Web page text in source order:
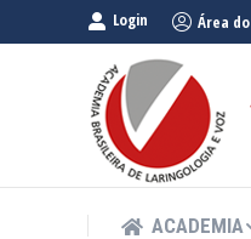
Login Área
ACADEMIA
ACADEMIA